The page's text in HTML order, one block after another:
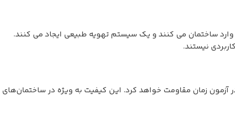
ساختمان می کنند و یک سیستم تهویه طبیعی ایجاد می کنند.
نیستند.
آزمون زمان مقاومت خواهد کرد. این کیفیت به ویژه در ساختمان‌های